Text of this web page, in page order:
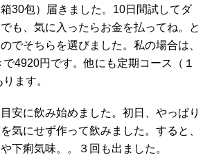
30包）届きました。10日間試してダ
も、気に入ったらお金を払ってね。と
でそちらを選びました。私の場合は、
4920円です。他にも定期コース（１
ます。
安に飲み始めました。初日、やっぱり
気にせず作って飲みました。すると、
下痢気味。。３回も出ました。